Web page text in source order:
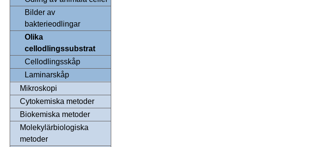
Bilder av
bakterieodlingar
Olika
cellodlingssubstrat
Cellodlingsskåp
Laminarskåp
Mikroskopi
Cytokemiska metoder
Biokemiska metoder
Molekylärbiologiska
metoder